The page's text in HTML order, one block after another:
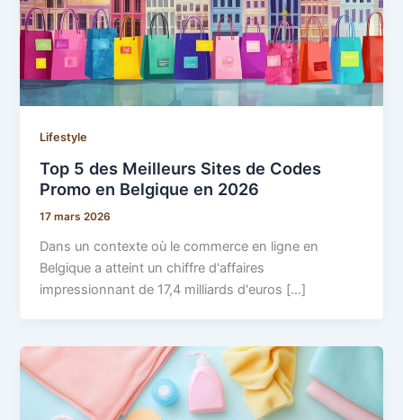
Lifestyle
Top 5 des Meilleurs Sites de Codes
Promo en Belgique en 2026
17 mars 2026
Dans un contexte où le commerce en ligne en
Belgique a atteint un chiffre d'affaires
impressionnant de 17,4 milliards d'euros […]